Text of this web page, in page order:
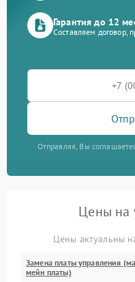
Гарантия до 12
Составляем договор,
Отправляя, Вы
Цены на
Цены актуальны
Замена платы управления
мейн платы)